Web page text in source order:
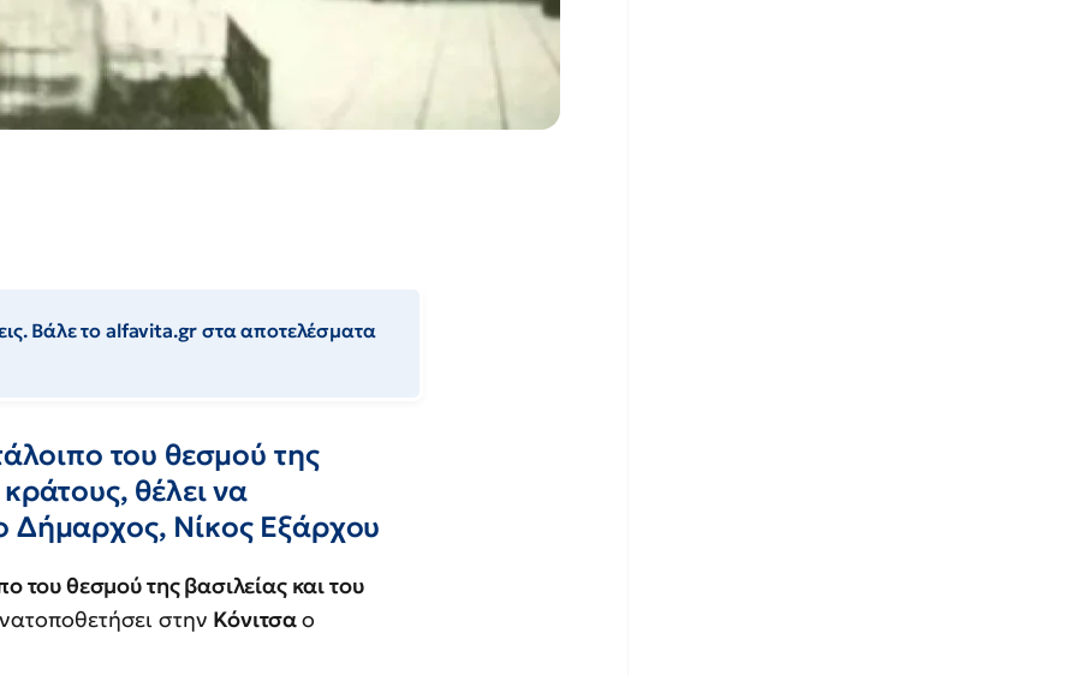
Βάλε το alfavita.gr στα αποτελέσματα
του θεσμού της
θέλει να
Δήμαρχος, Νίκος Εξάρχου
του θεσμού της βασιλείας και του
στην Κόνιτσαο